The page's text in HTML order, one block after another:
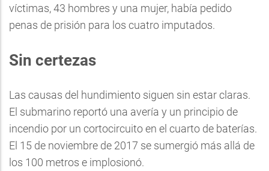
víctimas, 43 hombres y una mujer, había pedido
penas de prisión para los cuatro imputados.
Sin certezas
Las causas del hundimiento siguen sin estar claras.
El submarino reportó una avería y un principio de
incendio por un cortocircuito en el cuarto de baterías.
El 15 de noviembre de 2017 se sumergió más allá de
los 100 metros e implosionó.